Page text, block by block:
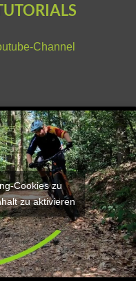
Channel
Cookies zu
zu aktivieren